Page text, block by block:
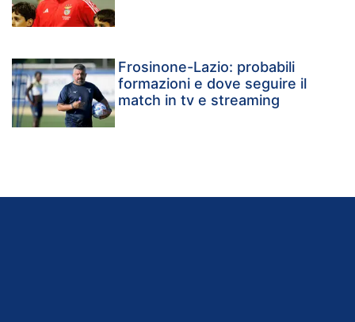
Frosinone-Lazio: probabili
formazioni e dove seguire il
match in tv e streaming